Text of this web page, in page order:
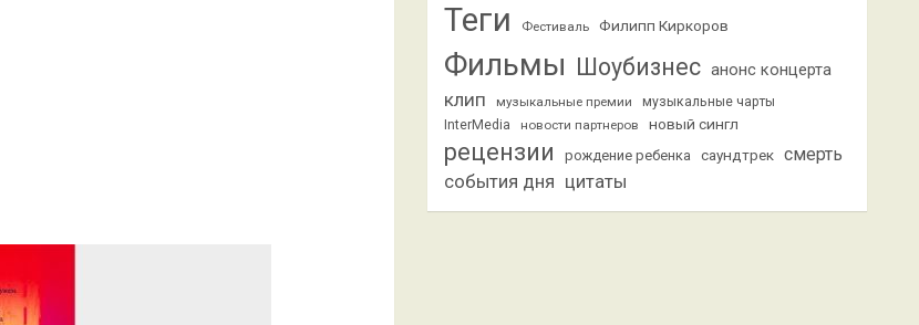
Теги Фестиваль Филипп Киркоров
Фильмы Шоубизнес анонс концерта
клип музыкальные премии
музыкальные чарты
InterMedia
новости партнеров новый сингл
рецензии рождение ребенка саундтрек смерть
события дня цитаты